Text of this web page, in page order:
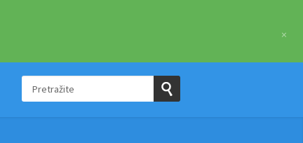
×
Pretražite
Pošaljite